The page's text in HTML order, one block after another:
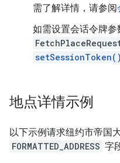
需了解详情，请参阅
如需设置会话令牌参
setSessionToken()
地点详情示例
以下示例请求纽约市帝国
FORMATTED_ADDRESS 字